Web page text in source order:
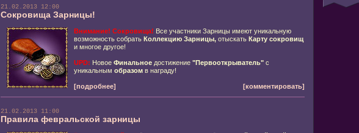
21.02.2013 12:00
Сокровища Зарницы!
Внимание! Сокровища! Все участники Зарницы имеют уникальную
возможность собрать Коллекцию Зарницы,отыскать Карту сокровищ
и многое другое!
UPD: Новое Финальноедостижение "Первооткрыватель"с
уникальным образомв награду!
[подробнее] [комментировать]
21.02.2013 11:00
Правила февральской зарницы